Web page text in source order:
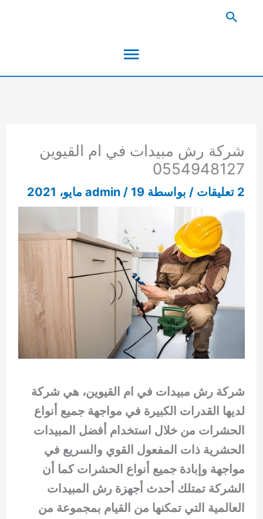
القائمة
البحث
شركة رش مبيدات في ام القيوين
0554948127
2 تعليقات / بواسطة admin / 19 مايو، 2021
شركة رش مبيدات في ام القيوين، هي شركة
لديها القدرات الكبيرة في مواجهة جميع أنواع
الحشرات من خلال استخدام أفضل المبيدات
الحشرية ذات المفعول القوي والسريع في
مواجهة وإبادة جميع أنواع الحشرات كما أن
الشركة تمتلك أحدث أجهزة رش المبيدات
العالمية التي تمكنها من القيام بمجموعة من